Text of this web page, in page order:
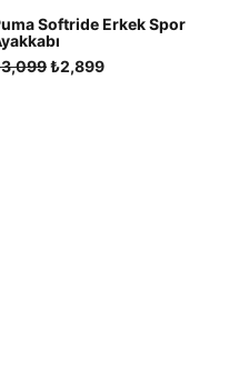
Softride Erkek Spor
3,099Orijinal
₺2,899Şu